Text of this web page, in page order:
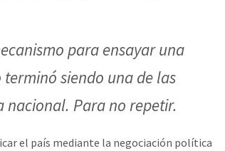
para ensayar una
siendo una de las
nacional. Para no repetir.
el país mediante la negociación política